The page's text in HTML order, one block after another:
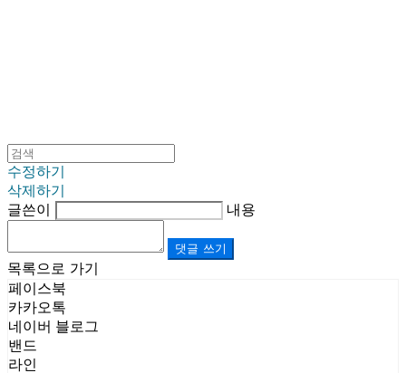
수정하기
삭제하기
글쓴이
내용
댓글 쓰기
목록으로 가기
페이스북
카카오톡
네이버 블로그
밴드
라인